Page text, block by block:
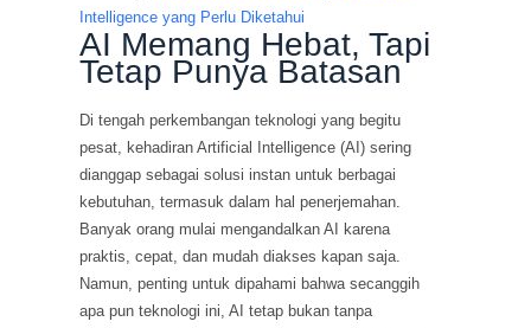
Intelligence yang Perlu Diketahui
AI Memang Hebat, Tapi
Tetap Punya Batasan
Di tengah perkembangan teknologi yang begitu
pesat, kehadiran Artificial Intelligence (AI) sering
dianggap sebagai solusi instan untuk berbagai
kebutuhan, termasuk dalam hal penerjemahan.
Banyak orang mulai mengandalkan AI karena
praktis, cepat, dan mudah diakses kapan saja.
Namun, penting untuk dipahami bahwa secanggih
apa pun teknologi ini, AI tetap bukan tanpa